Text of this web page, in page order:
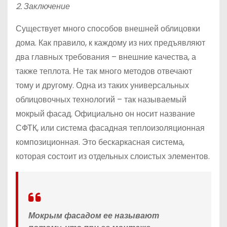
2. Заключение
Существует много способов внешней облицовки
дома. Как правило, к каждому из них предъявляют
два главных требования – внешние качества, а
также теплота. Не так много методов отвечают
тому и другому. Одна из таких универсальных
облицовочных технологий – так называемый
мокрый фасад. Официально он носит название
СФТК, или система фасадная теплоизоляционная
композиционная. Это бескаркасная система,
которая состоит из отдельных слоистых элементов.
Мокрым фасадом ее называют